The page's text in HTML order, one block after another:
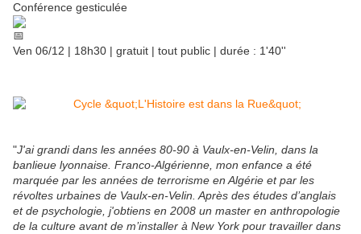
Conférence gesticulée
Ven 06/12 | 18h30 | gratuit | tout public | durée : 1'40''
"J'ai grandi dans les années 80-90 à Vaulx-en-Velin, dans la
banlieue lyonnaise. Franco-Algérienne, mon enfance a été
marquée par les années de terrorisme en Algérie et par les
révoltes urbaines de Vaulx-en-Velin. Après des études d’anglais
et de psychologie, j'obtiens en 2008 un master en anthropologie
de la culture avant de m’installer à New York pour travailler dans